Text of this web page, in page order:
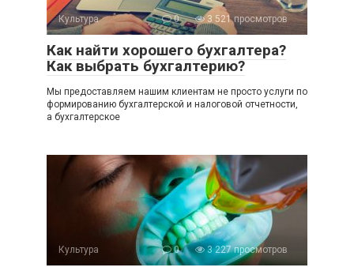
Культура 0 3 521 просмотров
Как найти хорошего бухгалтера?
Как выбрать бухгалтерию?
Мы предоставляем нашим клиентам не просто услуги по
формированию бухгалтерской и налоговой отчетности,
а бухгалтерское
Культура 0 3 227 просмотров